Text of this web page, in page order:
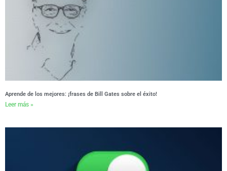
Aprende de los mejores: ¡frases de Bill Gates sobre el éxito!
Leer más »